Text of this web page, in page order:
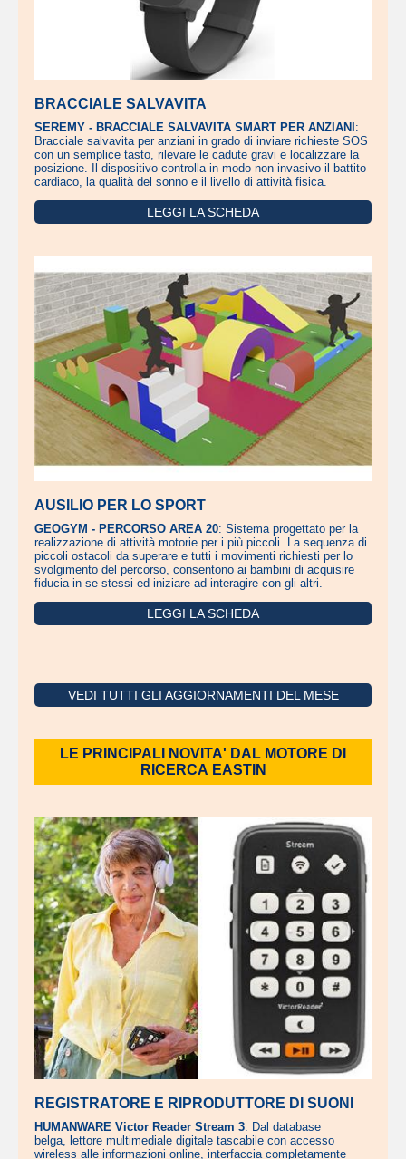
BRACCIALE SALVAVITA
SEREMY - BRACCIALE SALVAVITA SMART PER ANZIANI :
Bracciale salvavita per anziani in grado di inviare richieste SOS
con un semplice tasto, rilevare le cadute gravi e localizzare la
posizione. Il dispositivo controlla in modo non invasivo il battito
cardiaco, la qualità del sonno e il livello di attività fisica.
LEGGI LA SCHEDA
AUSILIO PER LO SPORT
GEOGYM - PERCORSO AREA 20: Sistema progettato per la
realizzazione di attività motorie per i più piccoli. La sequenza di
piccoli ostacoli da superare e tutti i movimenti richiesti per lo
svolgimento del percorso, consentono ai bambini di acquisire
fiducia in se stessi ed iniziare ad interagire con gli altri.
LEGGI LA SCHEDA
VEDI TUTTI GLI AGGIORNAMENTI DEL MESE
LE PRINCIPALI NOVITA' DAL MOTORE DI
RICERCA EASTIN
REGISTRATORE E RIPRODUTTORE DI SUONI
HUMANWARE Victor Reader Stream 3: Dal database
belga, lettore multimediale digitale tascabile con accesso
wireless alle informazioni online, interfaccia completamente